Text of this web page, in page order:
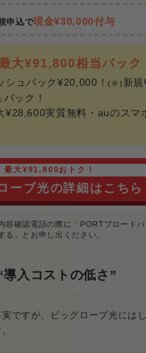
申込で現金¥30,000付与
大¥91,800相当バック
シュバック¥20,000！(※) 新
ック！
¥28,600実質無料・auのスマ
最大¥91,800おトク！
ーブ光の詳細はこちら
容確認電話の際に「PORTブロードバ
る」とお申し出ください。
導入コストの低さ”
ですが、ビッグローブ光には